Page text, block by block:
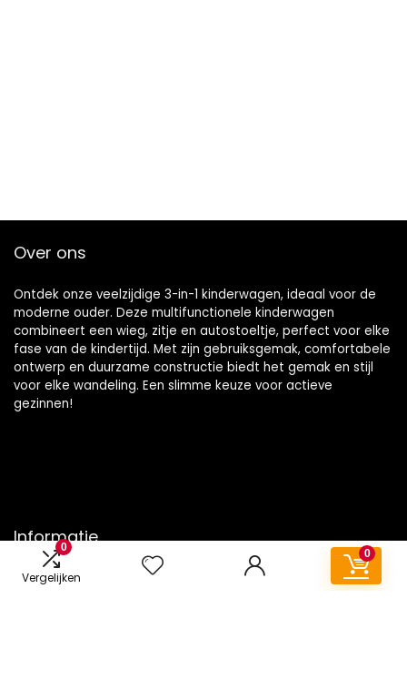
0
Vergelijken
0
Over ons
Ontdek onze veelzijdige 3-in-1 kinderwagen, ideaal voor de
moderne ouder. Deze multifunctionele kinderwagen
combineert een wieg, zitje en autostoeltje, perfect voor elke
fase van de kindertijd. Met zijn gebruiksgemak, comfortabele
ontwerp en duurzame constructie biedt het gemak en stijl
voor elke wandeling. Een slimme keuze voor actieve
gezinnen!
Informatie
Contact